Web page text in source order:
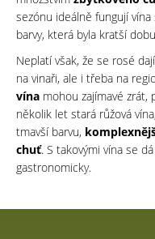
sezónu ideálně fungují
barvy, která byla kratší
Neplatí však, že se rosé
na vinaři, ale i třeba na
vína mohou zajímavé zrát,
několik let stará růžová
tmavší barvu,
chuť. S takovými vína se
gastronomicky.